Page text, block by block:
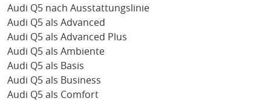
Audi Q5 nach Ausstattungslinie
Audi Q5 als Advanced
Audi Q5 als Advanced Plus
Audi Q5 als Ambiente
Audi Q5 als Basis
Audi Q5 als Business
Audi Q5 als Comfort